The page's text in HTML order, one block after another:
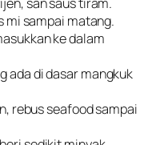
mi sampai matang.
ke dalam
ada di dasar mangkuk
rebus seafood sampai